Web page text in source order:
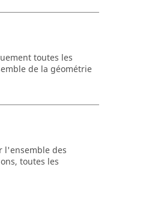
toutes les
de la géométrie
l'ensemble des
toutes les